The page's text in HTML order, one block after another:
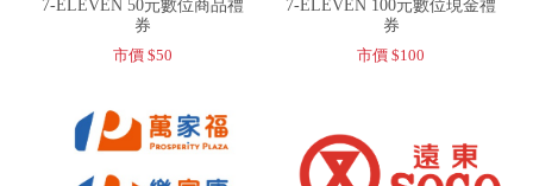
7-ELEVEN 50元數位商品禮
券
市價 $50
7-ELEVEN 100元數位現金禮
券
市價 $100